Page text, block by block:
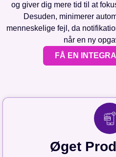
og giver dig mere tid til at
Desuden, minimerer
menneskelige fejl, da
når en ny
FÅ EN
Øget